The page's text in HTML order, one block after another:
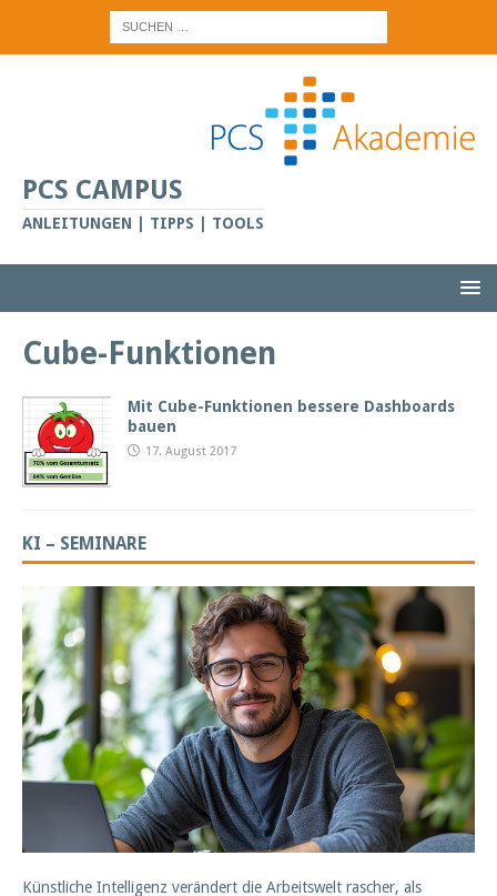
PCS CAMPUS
ANLEITUNGEN | TIPPS | TOOLS
Cube-Funktionen
Mit Cube-Funktionen bessere Dashboards
bauen
17. August 2017
KI – SEMINARE
Künstliche Intelligenz verändert die Arbeitswelt rascher, als